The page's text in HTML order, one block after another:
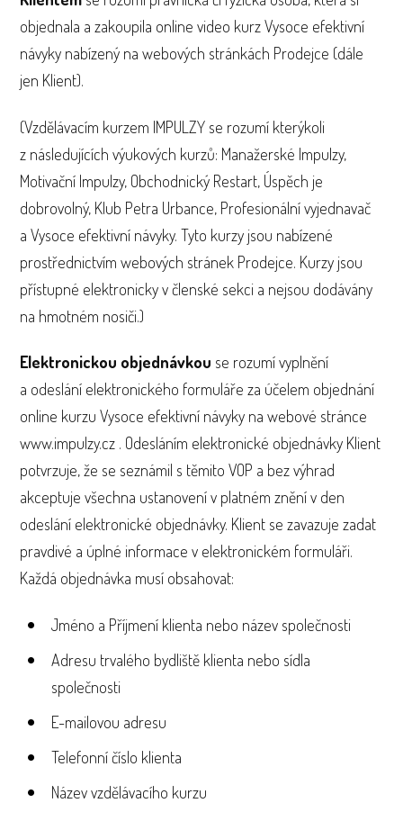
objednala a zakoupila online video kurz Vysoce efektivní
návyky nabízený na webových stránkách Prodejce (dále
jen Klient).
(Vzdělávacím kurzem IMPULZY se rozumí kterýkoli
z následujících výukových kurzů: Manažerské Impulzy,
Motivační Impulzy, Obchodnický Restart, Úspěch je
dobrovolný, Klub Petra Urbance, Profesionální vyjednavač
a Vysoce efektivní návyky. Tyto kurzy jsou nabízené
prostřednictvím webových stránek Prodejce. Kurzy jsou
přístupné elektronicky v členské sekci a nejsou dodávány
na hmotném nosiči.)
Elektronickou objednávkou se rozumí vyplnění
a odeslání elektronického formuláře za účelem objednání
online kurzu Vysoce efektivní návyky na webové stránce
www.impulzy.cz . Odesláním elektronické objednávky Klient
potvrzuje, že se seznámil s těmito VOP a bez výhrad
akceptuje všechna ustanovení v platném znění v den
odeslání elektronické objednávky. Klient se zavazuje zadat
pravdivé a úplné informace v elektronickém formuláři.
Každá objednávka musí obsahovat:
Jméno a Příjmení klienta nebo název společnosti
Adresu trvalého bydliště klienta nebo sídla
společnosti
E-mailovou adresu
Telefonní číslo klienta
Název vzdělávacího kurzu